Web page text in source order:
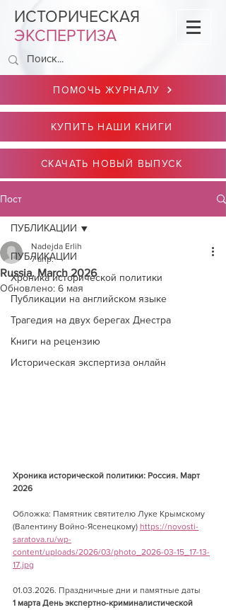
ИСТОРИЧЕСКАЯ
ЭКСПЕРТИЗА
ПОМОЧЬ ЖУРНАЛУ
КУПИТЬ НАШИ КНИГИ
СКАЧАТЬ НОВЫЙ ВЫПУСК
Пост
ПУБЛИКАЦИИ
Хроника исторической политики
Публикации на английском языке
Трагедия на двух берегах Днестра
Книги на рецензию
Историческая экспертиза онлайн
ПУБЛИКАЦИИ
Russia. March 2026
Nadejda Erlih
7 апр.
Обновлено: 6 мая
Хроника исторической политики: Россия. Март
2026
Обложка: Памятник святителю Луке Крымскому
(Валентину Войно-Ясенецкому) https://novosti-
saratova.ru/wp-
content/uploads/2026/03/photo_2026-03-15_17-13-
17.jpg
01.03.2026. Праздничные дни и памятные даты
1 марта День экспертно-криминалистической